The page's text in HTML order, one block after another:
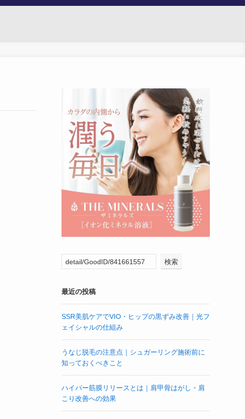
検索
最近の投稿
SSR美肌ケアでVIO・ヒップの黒ずみ改善｜光フ
ェイシャルの仕組み
うなじ脱毛の注意点｜シュガーリング施術前に
知っておくべきこと
ハイパー筋膜リリースとは｜肩甲骨はがし・肩
こり改善への効果